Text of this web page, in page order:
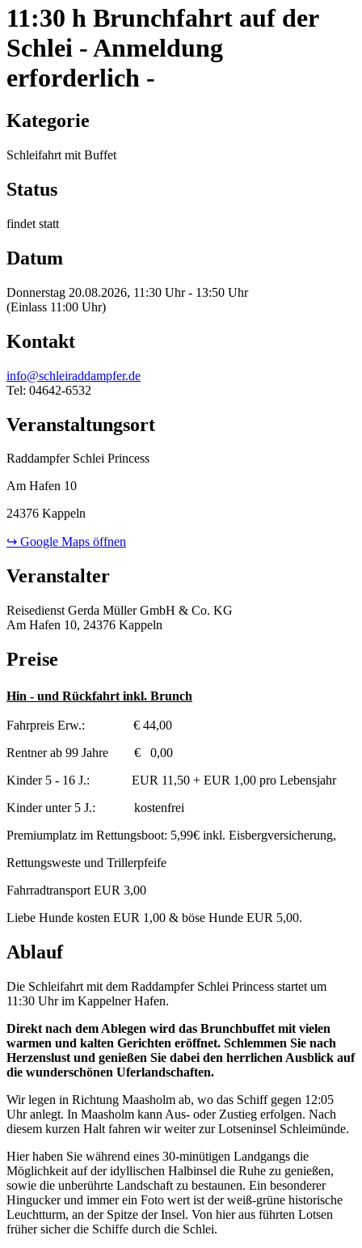
11:30 h Brunchfahrt auf der
Schlei - Anmeldung
erforderlich -
Kategorie
Schleifahrt mit Buffet
Status
findet statt
Datum
Donnerstag 20.08.2026, 11:30 Uhr - 13:50 Uhr
(Einlass 11:00 Uhr)
Kontakt
info@schleiraddampfer.de
Tel: 04642-6532
Veranstaltungsort
Raddampfer Schlei Princess
Am Hafen 10
24376 Kappeln
↪ Google Maps öffnen
Veranstalter
Reisedienst Gerda Müller GmbH & Co. KG
Am Hafen 10, 24376 Kappeln
Preise
Hin - und Rückfahrt inkl. Brunch
Fahrpreis Erw.: € 44,00
Rentner ab 99 Jahre € 0,00
Kinder 5 - 16 J.: EUR 11,50 + EUR 1,00 pro Lebensjahr
Kinder unter 5 J.: kostenfrei
Premiumplatz im Rettungsboot: 5,99€ inkl. Eisbergversicherung,
Rettungsweste und Trillerpfeife
Fahrradtransport EUR 3,00
Liebe Hunde kosten EUR 1,00 & böse Hunde EUR 5,00.
Ablauf
Die Schleifahrt mit dem Raddampfer Schlei Princess startet um
11:30 Uhr im Kappelner Hafen.
Direkt nach dem Ablegen wird das Brunchbuffet mit vielen
warmen und kalten Gerichten eröffnet. Schlemmen Sie nach
Herzenslust und genießen Sie dabei den herrlichen Ausblick auf
die wunderschönen Uferlandschaften.
Wir legen in Richtung Maasholm ab, wo das Schiff gegen 12:05
Uhr anlegt. In Maasholm kann Aus- oder Zustieg erfolgen. Nach
diesem kurzen Halt fahren wir weiter zur Lotseninsel Schleimünde.
Hier haben Sie während eines 30-minütigen Landgangs die
Möglichkeit auf der idyllischen Halbinsel die Ruhe zu genießen,
sowie die unberührte Landschaft zu bestaunen. Ein besonderer
Hingucker und immer ein Foto wert ist der weiß-grüne historische
Leuchtturm, an der Spitze der Insel. Von hier aus führten Lotsen
früher sicher die Schiffe durch die Schlei.